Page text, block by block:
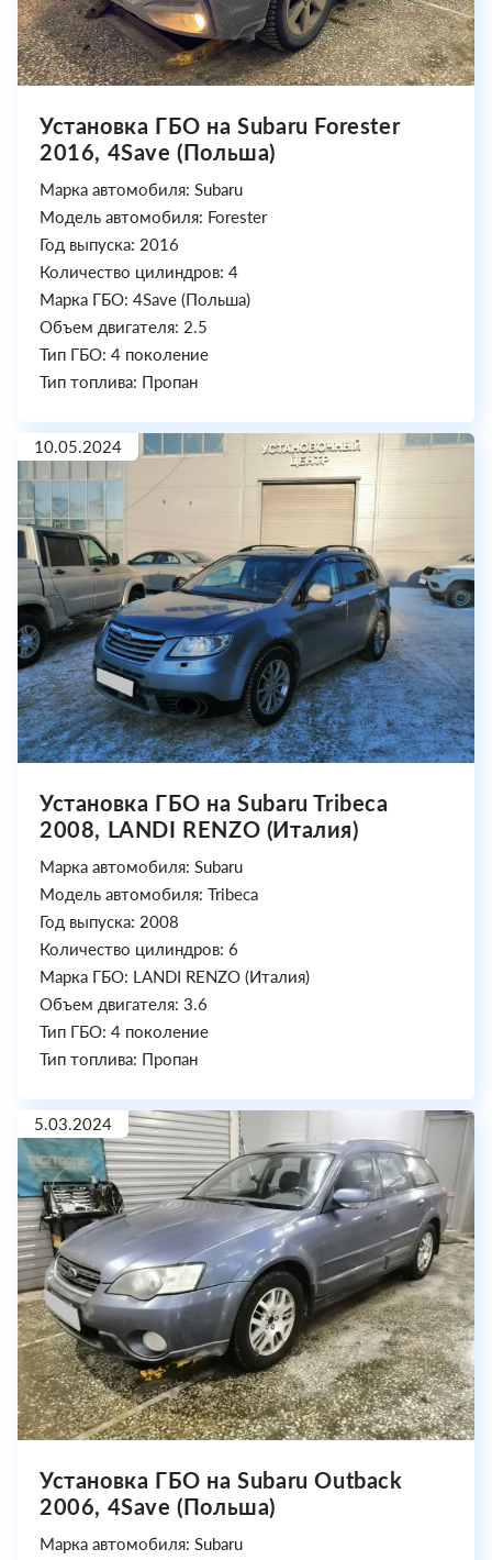
Установка ГБО на Subaru Forester
2016, 4Save (Польша)
Марка автомобиля: Subaru
Модель автомобиля: Forester
Год выпуска: 2016
Количество цилиндров: 4
Марка ГБО: 4Save (Польша)
Объем двигателя: 2.5
Тип ГБО: 4 поколение
Тип топлива: Пропан
10.05.2024
Установка ГБО на Subaru Tribeca
2008, LANDI RENZO (Италия)
Марка автомобиля: Subaru
Модель автомобиля: Tribeca
Год выпуска: 2008
Количество цилиндров: 6
Марка ГБО: LANDI RENZO (Италия)
Объем двигателя: 3.6
Тип ГБО: 4 поколение
Тип топлива: Пропан
5.03.2024
Установка ГБО на Subaru Outback
2006, 4Save (Польша)
Марка автомобиля: Subaru